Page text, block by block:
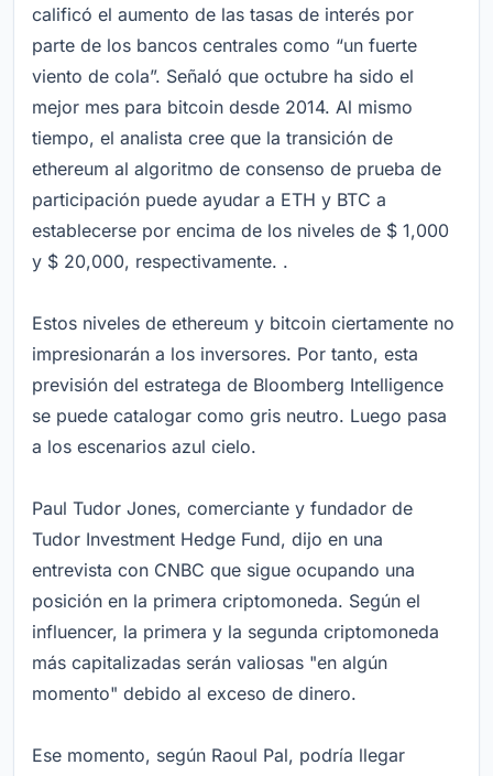
calificó el aumento de las tasas de interés por
parte de los bancos centrales como “un fuerte
viento de cola”. Señaló que octubre ha sido el
mejor mes para bitcoin desde 2014. Al mismo
tiempo, el analista cree que la transición de
ethereum al algoritmo de consenso de prueba de
participación puede ayudar a ETH y BTC a
establecerse por encima de los niveles de $ 1,000
y $ 20,000, respectivamente. .
Estos niveles de ethereum y bitcoin ciertamente no
impresionarán a los inversores. Por tanto, esta
previsión del estratega de Bloomberg Intelligence
se puede catalogar como gris neutro. Luego pasa
a los escenarios azul cielo.
Paul Tudor Jones, comerciante y fundador de
Tudor Investment Hedge Fund, dijo en una
entrevista con CNBC que sigue ocupando una
posición en la primera criptomoneda. Según el
influencer, la primera y la segunda criptomoneda
más capitalizadas serán valiosas "en algún
momento" debido al exceso de dinero.
Ese momento, según Raoul Pal, podría llegar